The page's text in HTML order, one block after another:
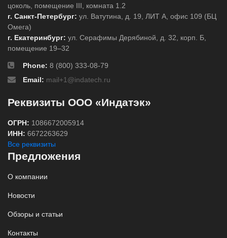
цоколь, помещение III, комната 1.2
г. Санкт-Петербург: ул. Ватутина, д. 19, ЛИТ А, офис 109 (БЦ
Омега)
г. Екатеринбург: ул. Серафимы Дерябиной, д. 32, корп. Б,
помещение 19–32
Phone: 8 (800) 333-08-79
Email: mail+1@indatech.ru
Реквизиты ООО «Индатэк»
ОГРН: 1086672005914
ИНН: 6672263629
Все реквизиты
Предложения
О компании
Новости
Обзоры и статьи
Контакты